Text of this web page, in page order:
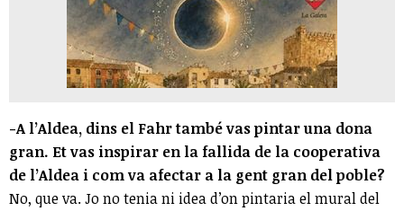
-A l’Aldea, dins el Fahr també vas pintar una dona
gran. Et vas inspirar en la fallida de la cooperativa
de l’Aldea i com va afectar a la gent gran del poble?
No, que va. Jo no tenia ni idea d’on pintaria el mural del